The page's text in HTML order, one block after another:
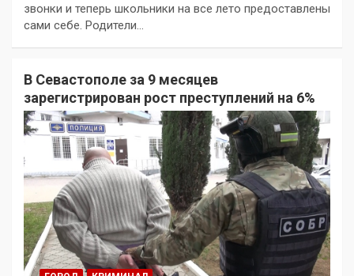
звонки и теперь школьники на все лето предоставлены
сами себе. Родители…
В Севастополе за 9 месяцев
зарегистрирован рост преступлений на 6%